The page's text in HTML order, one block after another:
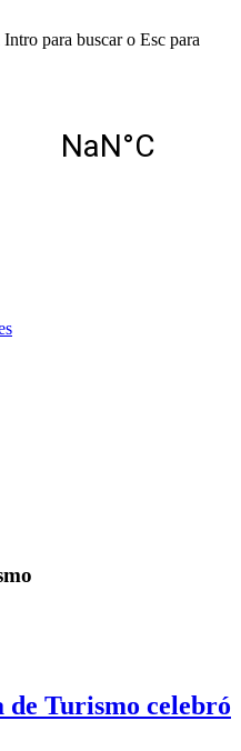
Intro para buscar o Esc para
Turismo celebró